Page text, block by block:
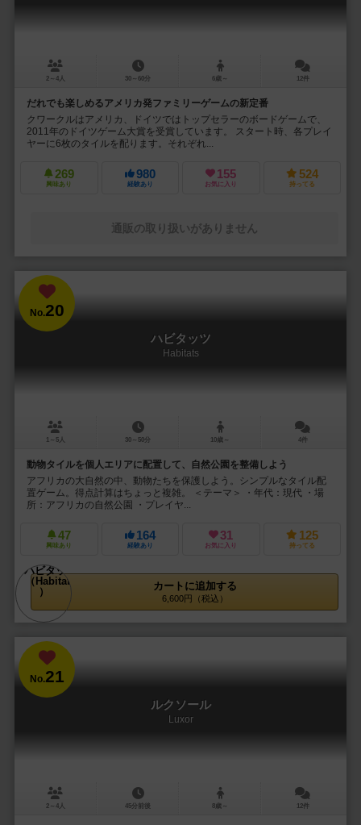
2～4人 30～60分 6歳～ 12件
だれでも楽しめるアメリカ発ファミリーゲームの新定番
クワークルはアメリカ、ドイツではトップセラーのボードゲームで、
2011年のドイツゲーム大賞を受賞しています。 スタート時、各プレイ
ヤーに6枚のタイルを配ります。それぞれ...
269
興味あり
980
経験あり
155
お気に入り
524
持ってる
通販の取り扱いがありません
No.20
ハビタッツ
Habitats
1～5人 30～50分 10歳～ 4件
動物タイルを個人エリアに配置して、自然公園を整備しよう
アフリカの大自然の中、動物たちを保護しよう。シンプルなタイル配
置ゲーム。得点計算はちょっと複雑。 ＜テーマ＞ ・年代：現代 ・場
所：アフリカの自然公園 ・プレイヤ...
47
興味あり
164
経験あり
31
お気に入り
125
持ってる
カートに追加する
6,600円（税込）
No.21
ルクソール
Luxor
2～4人 45分前後 8歳～ 12件